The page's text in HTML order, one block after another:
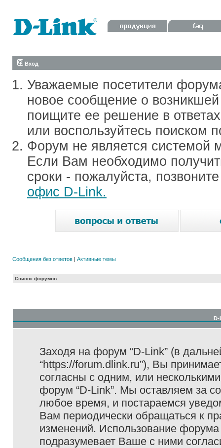
Вход
Уважаемые посетители
новое сообщение о
поищите ее решение в
или воспользуйтесь поиском
Форум не является системой
Если Вам необходимо
сроки - пожалуйста,
офис D-Link.
Сообщения без ответов | Активные темы
Список форумов
D-
Заходя на форум “D-Link” (в
“https://forum.dlink.ru”), Вы
согласны с одним, или
форум “D-Link”. Мы оставляем за
любое время, и постараемся
Вам периодически обращаться к
изменений. Использование
подразумевает Ваше с ними